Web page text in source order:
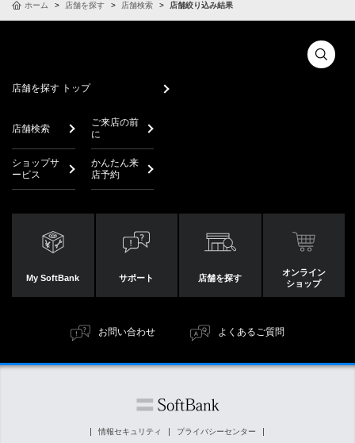
ホーム 店舗を探す 店舗検索 店舗絞り込み結果
店舗を探す トップ
店舗検索
ご来店の前
に
ショップサ
ービス
かんたん来
店予約
My SoftBank サポート 店舗を探す
オンライン
ショップ
お問い合わせ よくあるご質問
情報セキュリティ
プライバシーセンター